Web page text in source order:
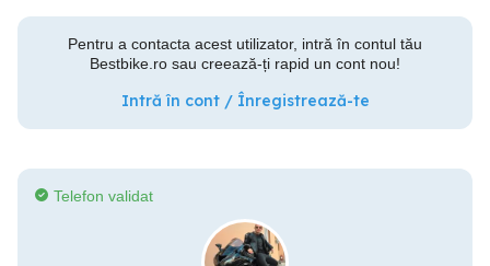
Pentru a contacta acest utilizator, intră în contul tău
Bestbike.ro sau creează-ți rapid un cont nou!
Intră în cont / Înregistrează-te
Telefon validat